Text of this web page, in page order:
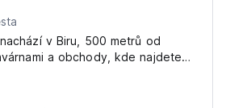
v Biru, 500 metrů od
a obchody, kde najdete